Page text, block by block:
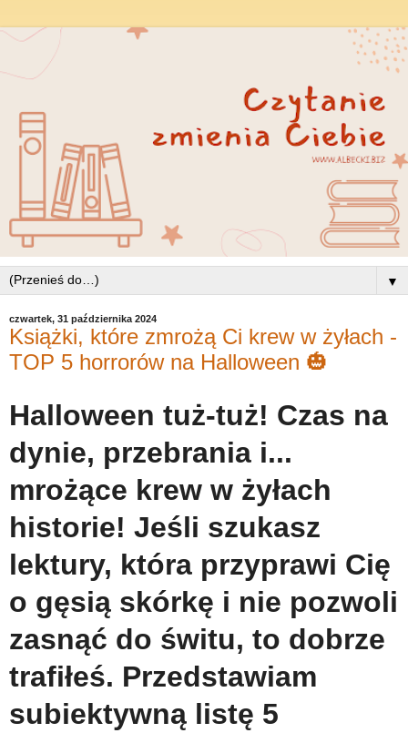
▼
czwartek, 31 października 2024
Książki, które zmrożą Ci krew w żyłach -
TOP 5 horrorów na Halloween 🎃
Halloween tuż-tuż! Czas na
dynie, przebrania i...
mrożące krew w żyłach
historie! Jeśli szukasz
lektury, która przyprawi Cię
o gęsią skórkę i nie pozwoli
zasnąć do świtu, to dobrze
trafiłeś. Przedstawiam
subiektywną listę 5